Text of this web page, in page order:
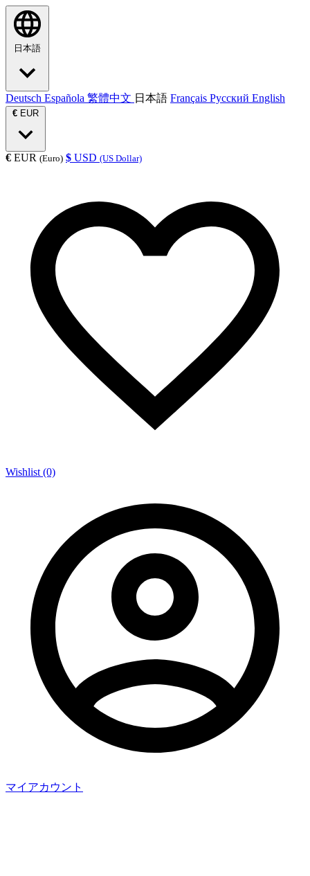
日本語
Deutsch Española 繁體中文 日本語 Français Русский English
€ EUR
€ EUR (Euro) $ USD (US Dollar)
Wishlist (0)
マイアカウント